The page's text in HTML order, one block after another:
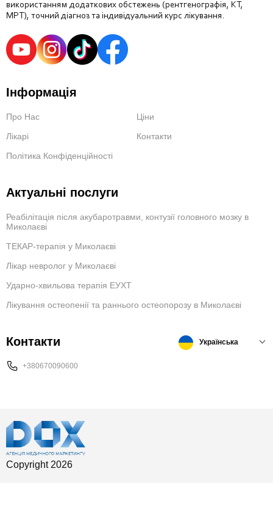
використанням додаткових обстежень (рентгенографія, КТ,
МРТ), точний діагноз та індивідуальний курс лікування.
Інформація
Про Нас
Ціни
Лікарі
Контакти
Політика Конфіденційності
Актуальні послуги
Реабілітація після акубаротравми, контузії головного мозку в
Миколаєві
ТЕКАР-терапія у Миколаєві
Лікар невролог у Миколаєві
Ударно-хвильова терапія ЕУХТ
Лікування остеопенії та раннього остеопорозу в Миколаєві
Контакти
+380670090600
Українська
Copyright 2026